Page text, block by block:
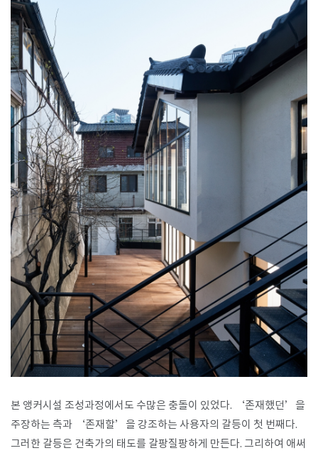
본 앵커시설 조성과정에서도 수많은 충돌이 있었다. ‘존재했던’을
주장하는 측과 ‘존재할’을 강조하는 사용자의 갈등이 첫 번째다.
그러한 갈등은 건축가의 태도를 갈팡질팡하게 만든다. 그리하여 애써